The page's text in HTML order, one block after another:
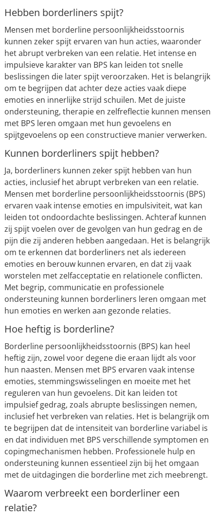
Hebben borderliners spijt?
Mensen met borderline persoonlijkheidsstoornis
kunnen zeker spijt ervaren van hun acties, waaronder
het abrupt verbreken van een relatie. Het intense en
impulsieve karakter van BPS kan leiden tot snelle
beslissingen die later spijt veroorzaken. Het is belangrijk
om te begrijpen dat achter deze acties vaak diepe
emoties en innerlijke strijd schuilen. Met de juiste
ondersteuning, therapie en zelfreflectie kunnen mensen
met BPS leren omgaan met hun gevoelens en
spijtgevoelens op een constructieve manier verwerken.
Kunnen borderliners spijt hebben?
Ja, borderliners kunnen zeker spijt hebben van hun
acties, inclusief het abrupt verbreken van een relatie.
Mensen met borderline persoonlijkheidsstoornis (BPS)
ervaren vaak intense emoties en impulsiviteit, wat kan
leiden tot ondoordachte beslissingen. Achteraf kunnen
zij spijt voelen over de gevolgen van hun gedrag en de
pijn die zij anderen hebben aangedaan. Het is belangrijk
om te erkennen dat borderliners net als iedereen
emoties en berouw kunnen ervaren, en dat zij vaak
worstelen met zelfacceptatie en relationele conflicten.
Met begrip, communicatie en professionele
ondersteuning kunnen borderliners leren omgaan met
hun emoties en werken aan gezonde relaties.
Hoe heftig is borderline?
Borderline persoonlijkheidsstoornis (BPS) kan heel
heftig zijn, zowel voor degene die eraan lijdt als voor
hun naasten. Mensen met BPS ervaren vaak intense
emoties, stemmingswisselingen en moeite met het
reguleren van hun gevoelens. Dit kan leiden tot
impulsief gedrag, zoals abrupte beslissingen nemen,
inclusief het verbreken van relaties. Het is belangrijk om
te begrijpen dat de intensiteit van borderline variabel is
en dat individuen met BPS verschillende symptomen en
copingmechanismen hebben. Professionele hulp en
ondersteuning kunnen essentieel zijn bij het omgaan
met de uitdagingen die borderline met zich meebrengt.
Waarom verbreekt een borderliner een
relatie?